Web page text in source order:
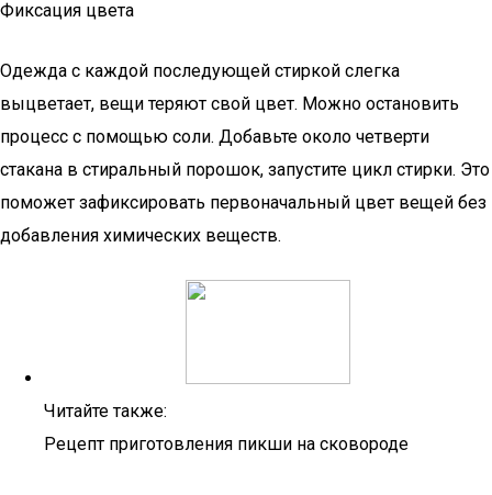
Фиксация цвета
Одежда с каждой последующей стиркой слегка
выцветает, вещи теряют свой цвет. Можно остановить
процесс с помощью соли. Добавьте около четверти
стакана в стиральный порошок, запустите цикл стирки. Это
поможет зафиксировать первоначальный цвет вещей без
добавления химических веществ.
Читайте также:
Рецепт приготовления пикши на сковороде